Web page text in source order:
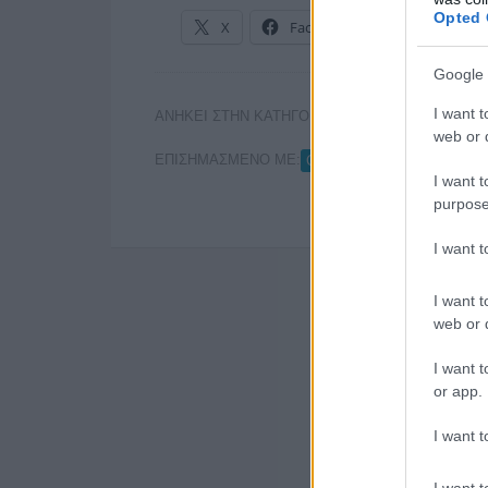
Opted
Google
I want
web or
I want
I want
I want
web or
I want
or app.
I want
X Facebook LinkedIn
ΑΝΗΚΕΙ ΣΤΗΝ ΚΑΤΗΓΟΡΙΑ:
ΕΠΙΣΗΜΑΣΜΕΝΟ ΜΕ: CITY